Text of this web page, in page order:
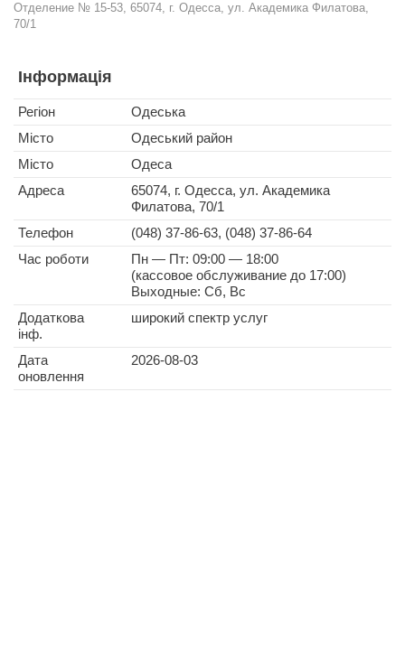
Отделение № 15-53, 65074, г. Одесса, ул. Академика Филатова,
70/1
Інформація
Регіон
Одеська
Місто
Одеський район
Місто
Одеса
Адреса
65074, г. Одесса, ул. Академика
Филатова, 70/1
Телефон
(048) 37-86-63, (048) 37-86-64
Час роботи
Пн — Пт: 09:00 — 18:00
(кассовое обслуживание до 17:00)
Выходные: Сб, Вс
Додаткова
інф.
широкий спектр услуг
Дата
оновлення
2026-08-03